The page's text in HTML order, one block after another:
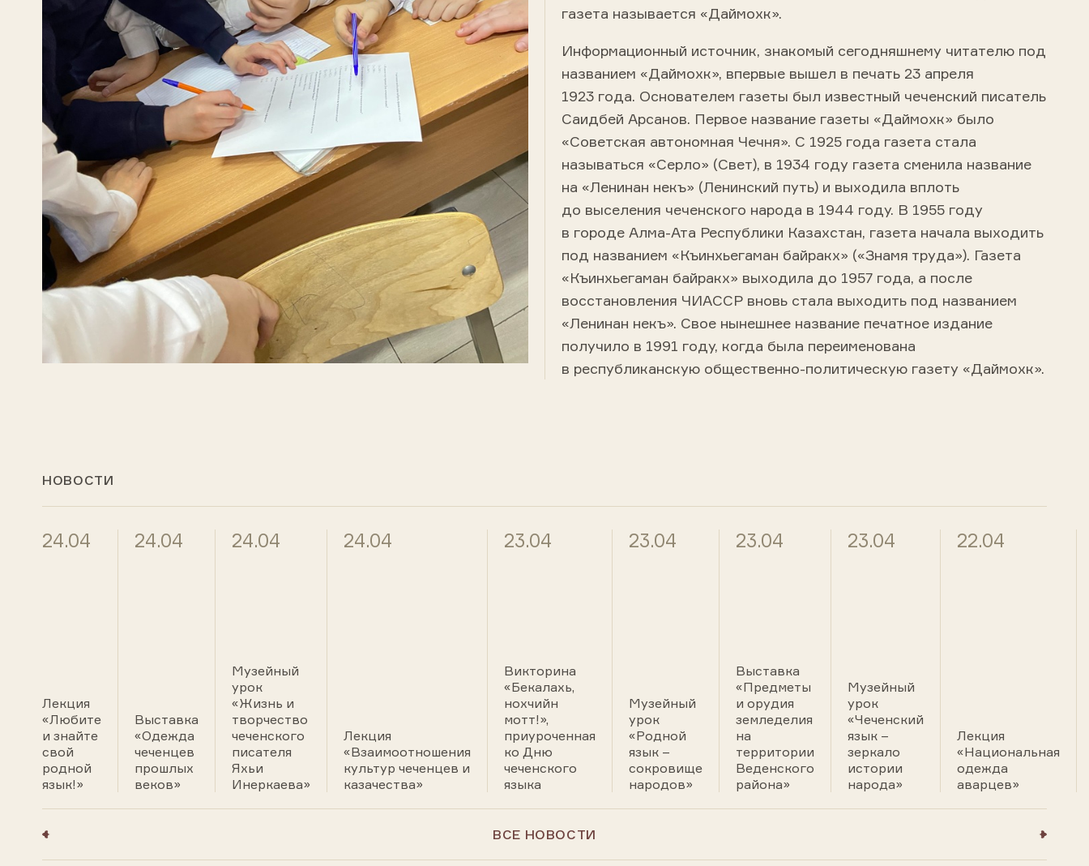
газета называется «Даймохк».
Информационный источник, знакомый сегодняшнему читателю под
названием «Даймохк», впервые вышел в печать 23 апреля
1923 года. Основателем газеты был известный чеченский писатель
Саидбей Арсанов. Первое название газеты «Даймохк» было
«Советская автономная Чечня». С 1925 года газета стала
называться «Серло» (Свет), в 1934 году газета сменила название
на «Ленинан некъ» (Ленинский путь) и выходила вплоть
до выселения чеченского народа в 1944 году. В 1955 году
в городе Алма-Ата Республики Казахстан, газета начала выходить
под названием «Къинхьегаман байракх» («Знамя труда»). Газета
«Къинхьегаман байракх» выходила до 1957 года, а после
восстановления ЧИАССР вновь стала выходить под названием
«Ленинан некъ». Свое нынешнее название печатное издание
получило в 1991 году, когда была переименована
в республиканскую общественно-политическую газету «Даймохк».
НОВОСТИ
24.04
Лекция
«Любите
и знайте
свой
родной
язык!»
24.04
Выставка
«Одежда
чеченцев
прошлых
веков»
24.04
Музейный
урок
«Жизнь и
творчество
чеченского
писателя
Яхьи
Инеркаева»
24.04
Лекция
«Взаимоотношения
культур чеченцев и
казачества»
23.04
Викторина
«Бекалахь,
нохчийн
мотт!»,
приуроченная
ко Дню
чеченского
языка
23.04
Музейный
урок
«Родной
язык –
сокровище
народов»
23.04
Выставка
«Предметы
и орудия
земледелия
на
территории
Веденского
района»
23.04
Музейный
урок
«Чеченский
язык –
зеркало
истории
народа»
22.04
Лекция
«Национальная
одежда
аварцев»
ВСЕ НОВОСТИ